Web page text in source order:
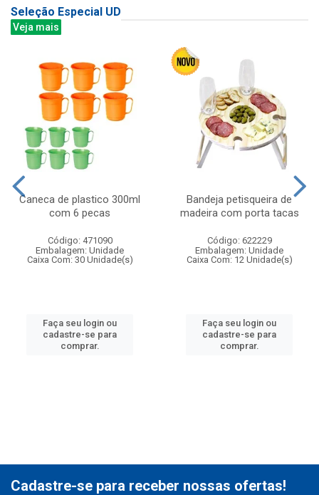
Seleção Especial UD
Veja mais
Caneca de plastico 300ml
com 6 pecas
Código: 471090
Embalagem: Unidade
Caixa Com: 30 Unidade(s)
Faça seu login ou
cadastre-se para
comprar.
Bandeja petisqueira de
madeira com porta tacas
Código: 622229
Embalagem: Unidade
Caixa Com: 12 Unidade(s)
Faça seu login ou
cadastre-se para
comprar.
Cadastre-se para receber nossas ofertas!